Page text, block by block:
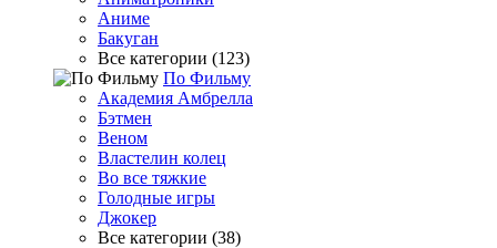
Аниме
Бакуган
Все категории (123)
По Фильму
Академия Амбрелла
Бэтмен
Веном
Властелин колец
Во все тяжкие
Голодные игры
Джокер
Все категории (38)